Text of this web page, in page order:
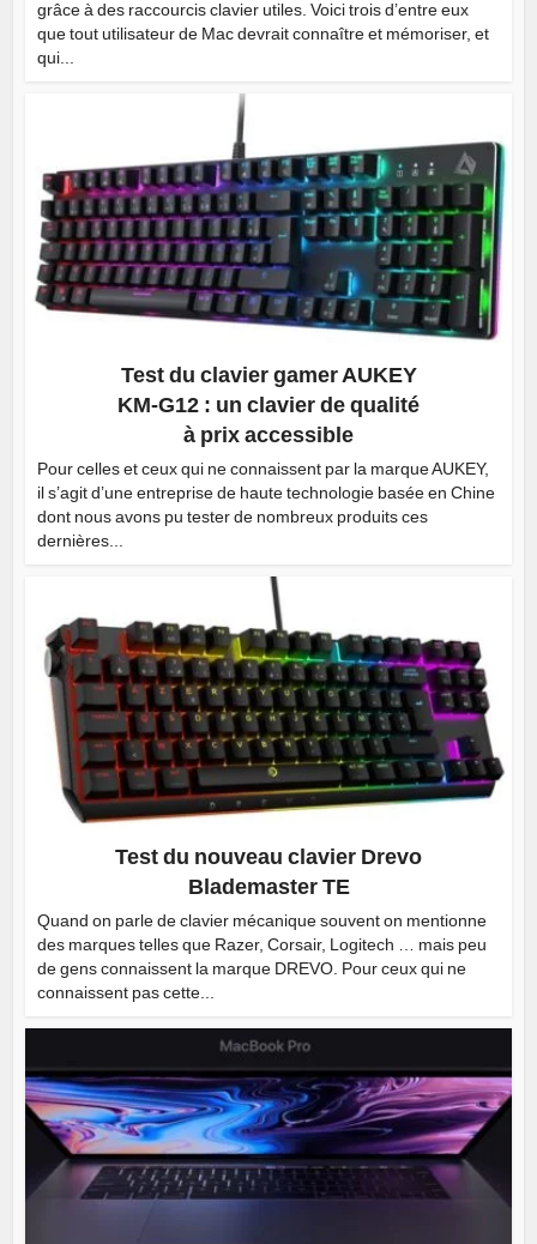
grâce à des raccourcis clavier utiles. Voici trois d’entre eux
que tout utilisateur de Mac devrait connaître et mémoriser, et
qui...
Test du clavier gamer AUKEY
KM-G12 : un clavier de qualité
à prix accessible
Pour celles et ceux qui ne connaissent par la marque AUKEY,
il s’agit d’une entreprise de haute technologie basée en Chine
dont nous avons pu tester de nombreux produits ces
dernières...
Test du nouveau clavier Drevo
Blademaster TE
Quand on parle de clavier mécanique souvent on mentionne
des marques telles que Razer, Corsair, Logitech … mais peu
de gens connaissent la marque DREVO. Pour ceux qui ne
connaissent pas cette...